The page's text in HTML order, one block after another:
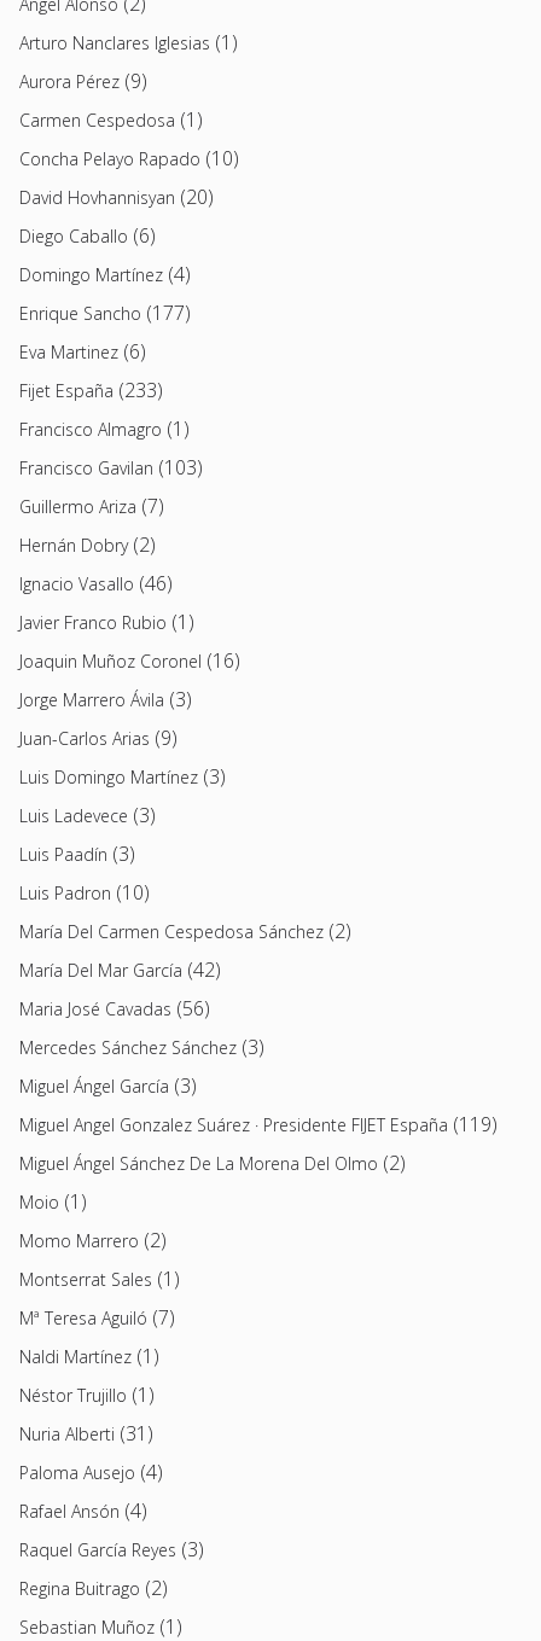
Arturo Nanclares Iglesias (1)
Aurora Pérez (9)
Carmen Cespedosa (1)
Concha Pelayo Rapado (10)
David Hovhannisyan (20)
Diego Caballo (6)
Domingo Martínez (4)
Enrique Sancho (177)
Eva Martinez (6)
Fijet España (233)
Francisco Almagro (1)
Francisco Gavilan (103)
Guillermo Ariza (7)
Hernán Dobry(2)
Ignacio Vasallo (46)
Javier Franco Rubio (1)
Joaquin Muñoz Coronel (16)
Jorge Marrero Ávila (3)
Juan-Carlos Arias (9)
Luis Domingo Martínez (3)
Luis Ladevece (3)
Luis Paadín (3)
Luis Padron (10)
María Del Carmen Cespedosa Sánchez (2)
María Del Mar García (42)
Maria José Cavadas (56)
Mercedes Sánchez Sánchez (3)
Miguel Ángel García (3)
Miguel Angel Gonzalez Suárez · Presidente FIJET España (119)
Miguel Ángel Sánchez De La Morena Del Olmo (2)
Moio (1)
Momo Marrero (2)
Montserrat Sales (1)
Mª Teresa Aguiló (7)
Naldi Martínez (1)
Néstor Trujillo (1)
Nuria Alberti (31)
Paloma Ausejo (4)
Rafael Ansón (4)
Raquel García Reyes (3)
Regina Buitrago (2)
Sebastian Muñoz (1)